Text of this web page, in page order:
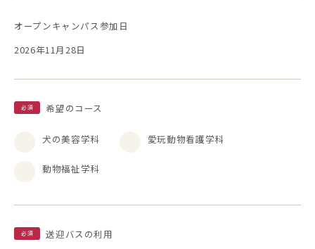
オープンキャンパス参加日
2026年11月28日
必須 希望のコース
犬の美容学科 愛玩動物看護学科
動物福祉学科
必須 送迎バスの利用